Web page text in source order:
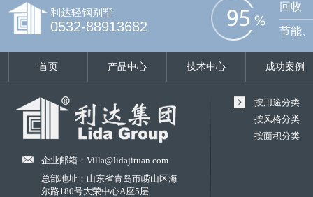
利达轻钢别墅
0532-88913682
回收
节能
首页 产品中心 技术中心 成功案例
企业邮箱：Villa@lidajituan.com
总部地址：山东省青岛市崂山区海
尔路180号大荣中心A座5层
按用途分类
按风格分类
按面积分类